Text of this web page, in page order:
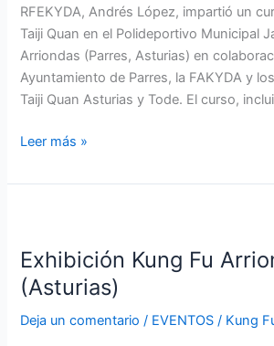
RFEKYDA, Andrés López, impartió un
Taiji Quan en el Polideportivo Municipal
Arriondas (Parres, Asturias) en
Ayuntamiento de Parres, la FAKYDA y
Taiji Quan Asturias y Tode. El curso,
Leer más »
Exhibición Kung Fu
(Asturias)
Deja un comentario / EVENTOS / Kung
Fu
Arriondas
(Asturias)